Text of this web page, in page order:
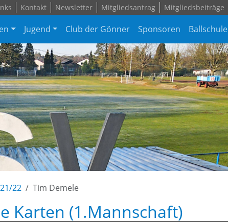
Kontakt Newsletter Mitgliedsantrag Mitgliedsbeiträge
Jugend Club der Gönner Sponsoren Ballschule
22 Tim Demele
Karten (1.Mannschaft)